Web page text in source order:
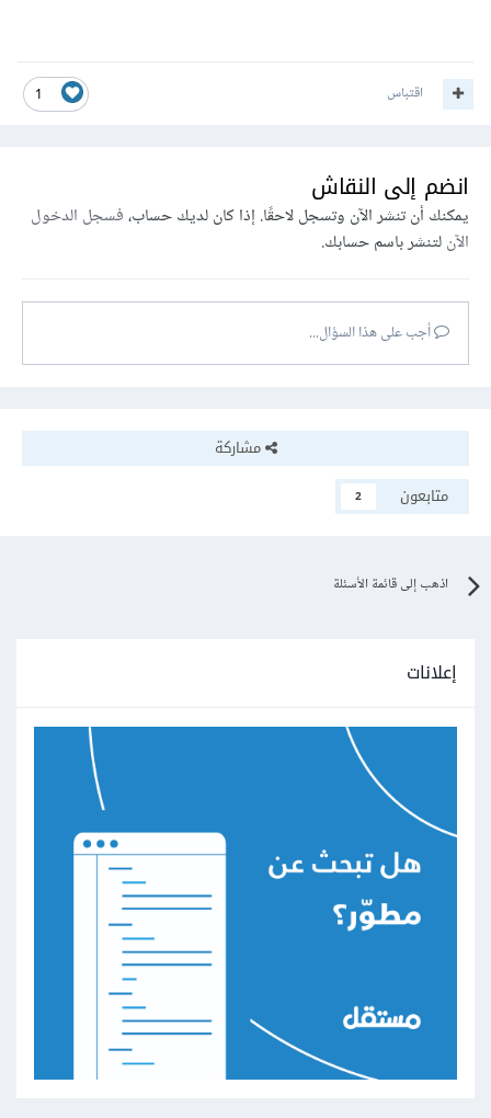
1 اقتباس
انضم إلى النقاش
يمكنك أن تنشر الآن وتسجل لاحقًا. إذا كان لديك حساب،فسجل الدخول
الآنلتنشر باسم حسابك.
أجب على هذا السؤال...
مشاركة
متابعون
2
اذهب إلى قائمة الأسئلة
إعلانات